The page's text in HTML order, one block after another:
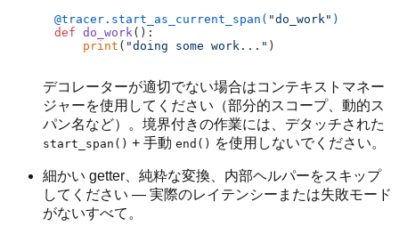
@tracer.start_as_current_span( "do_work" )
def do_work():
print ( "doing some work..."
デコレーターが適切でない場合はコンテキストマネー
ジャーを使用してください（部分的スコープ、動的ス
パン名など）。境界付きの作業には、デタッチされた
start_span() + 手動 end() を使用しないでください。
細かい getter、純粋な変換、内部ヘルパーをスキップ
してください — 実際のレイテンシーまたは失敗モード
がないすべて。